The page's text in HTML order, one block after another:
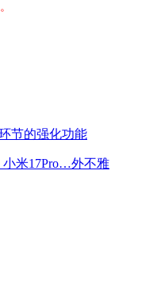
节的强化功能
小米17Pro…外不雅